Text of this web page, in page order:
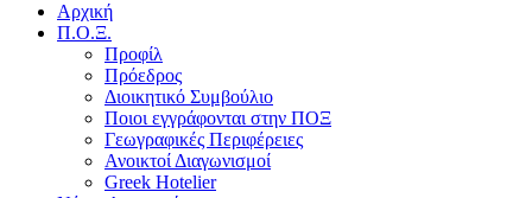
Αρχική
Π.Ο.Ξ.
Προφίλ
Πρόεδρος
Διοικητικό Συμβούλιο
Ποιοι εγγράφονται στην ΠΟΞ
Γεωγραφικές Περιφέρειες
Ανοικτοί Διαγωνισμoί
Greek Hotelier